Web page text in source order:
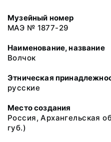
Музейный номер
МАЭ № 1877-29
Наименование, название
Волчок
Этническая
русские
Место создания
Россия, Архангельская
губ.)